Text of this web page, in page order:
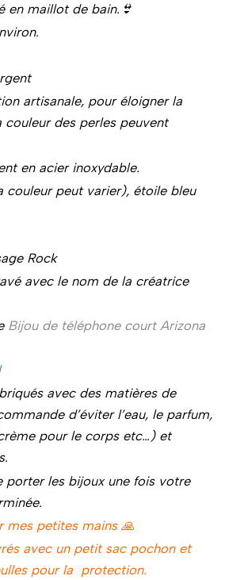
en maillot de bain.👙
artisanale, pour éloigner la
couleur des perles peuvent
en acier inoxydable.
couleur peut varier), étoile bleu
Rock
avec le nom de la créatrice
Bijou de téléphone court Arizona
avec des matières de
d’éviter l’eau, le parfum,
pour le corps etc…) et
porter les bijoux une fois votre
mes petites mains 🙏
avec un petit sac pochon et
pour la protection.